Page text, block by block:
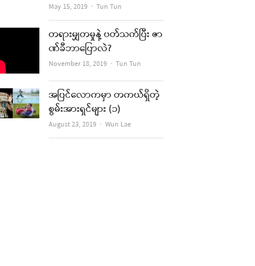
May 15, 2019 Author
Tun Tun
တရားမျှတမှုနဲ့ ပတ်သက်ပြီး ဇာ
ဏ်ခီဘာပြောလဲ?
November 18, 2019 Author
Tun Tun
အပြင်လောကမှာ တကယ်ရှိတဲ့
စွမ်းအားရှင်များ (၁)
August 23, 2019 Author
Wun Lae